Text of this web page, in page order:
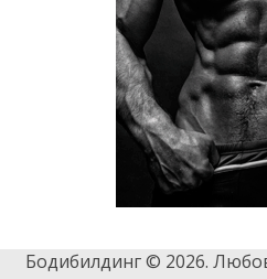
Бодибилдинг © 2026.